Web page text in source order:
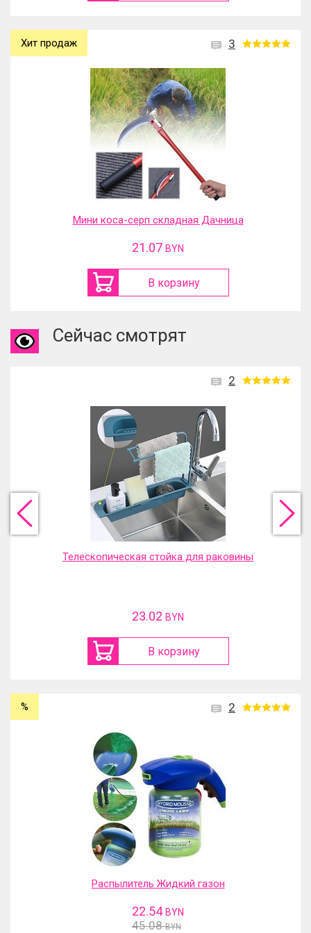
3
Хит продаж
Мини коса-серп складная Дачница
21.07 BYN
В корзину
Сейчас смотрят
2
Телескопическая стойка для раковины
23.02 BYN
В корзину
2
%
Распылитель Жидкий газон
22.54 BYN
45.08 BYN